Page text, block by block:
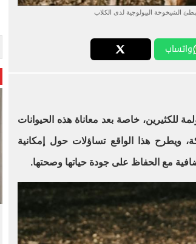
الشيخوخة البيولوجية لدى الكلاب
واتساب
للكثيرين، خاصة بعد معاناة هذه الحيوانات
هذا الواقع تساؤلات حول إمكانية
مع الحفاظ على جودة حياتها وصحتها.